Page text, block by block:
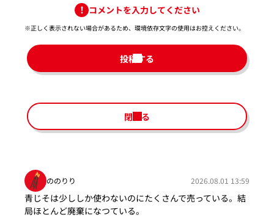
コメントを入力してください
※正しく表示されない場合があるため、環境依存文字の使用はお控えください。​
投稿する
閉じる
ののりり 2026.08.01 13:59
青じそは少ししか使わないのにたくさんで売っている。結
局ほとんど廃棄になつている。